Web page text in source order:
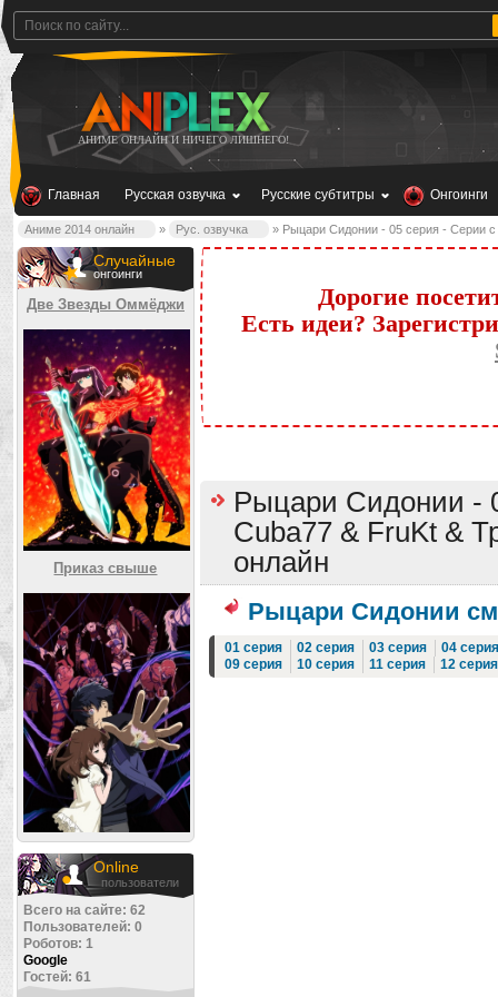
АНИМЕ ОНЛАЙН И НИЧЕГО ЛИШНЕГО!
Главная Русская озвучка Русские субтитры Онгоинги
Аниме 2014 онлайн » Рус. озвучка » Рыцари Сидонии - 05 серия - Серии с
Случайные
онгоинги
Две Звезды Оммёджи
Приказ свыше
Online
пользователи
Всего на сайте: 62
Пользователей: 0
Роботов: 1
Google
Гостей: 61
Дорогие
Есть идеи?
Рыцари Сидонии -
Cuba77 & FruKt &
онлайн
Рыцари Сидонии
01 серия 02 серия 03 серия
04 серия
09 серия
10 серия 11 серия 12 серия